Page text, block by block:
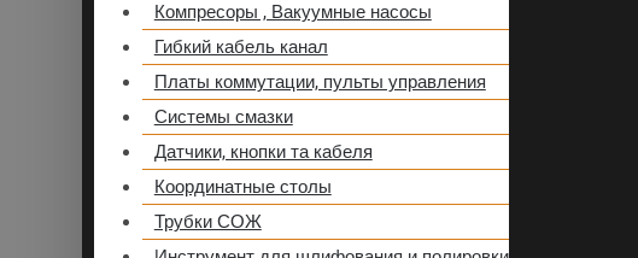
Компресоры , Вакуумные насосы
Гибкий кабель канал
Платы коммутации, пульты управления
Системы смазки
Датчики, кнопки та кабеля
Координатные столы
Трубки СОЖ